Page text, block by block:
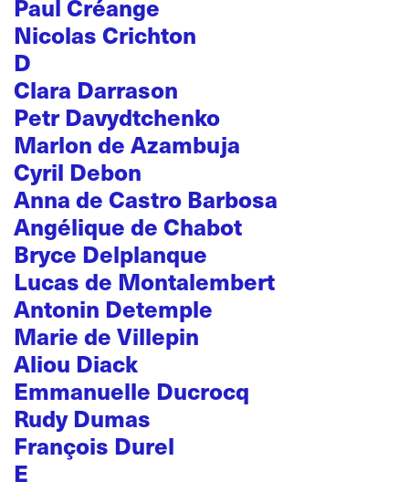
Paul Créange
Nicolas Crichton
D
Clara Darrason
Petr Davydtchenko
Marlon de Azambuja
Cyril Debon
Anna de Castro Barbosa
Angélique de Chabot
Bryce Delplanque
Lucas de Montalembert
Antonin Detemple
Marie de Villepin
Aliou Diack
Emmanuelle Ducrocq
Rudy Dumas
François Durel
E